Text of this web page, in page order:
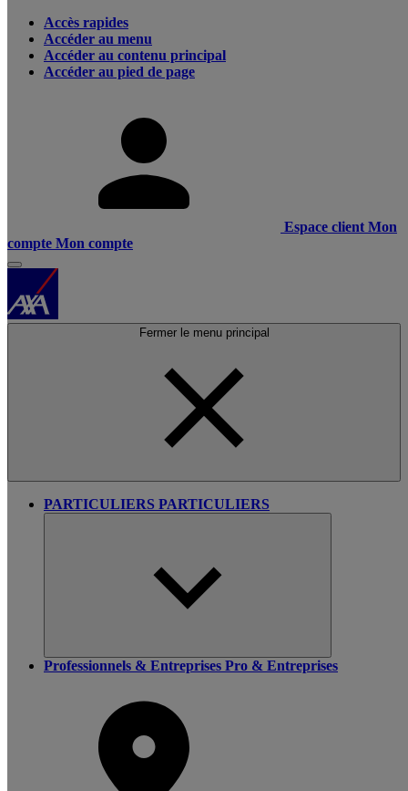
Accès rapides
Accéder au menu
Accéder au contenu principal
Accéder au pied de page
Espace client Mon
compte Mon compte
Fermer le menu principal
PARTICULIERS PARTICULIERS
Professionnels & Entreprises Pro & Entreprises